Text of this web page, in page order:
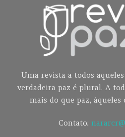
Uma revista a todos
verdadeira paz é plural. A
mais do que paz, àqueles
Contato: